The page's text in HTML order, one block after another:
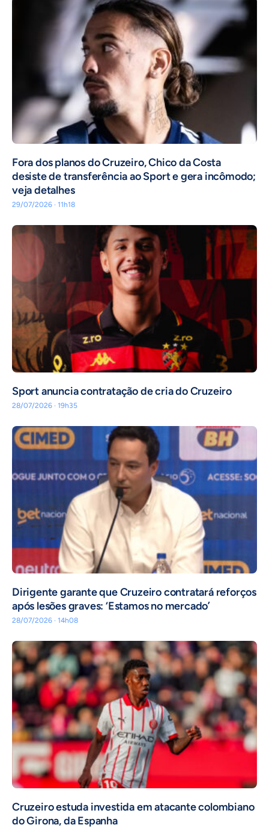
Fora dos planos do Cruzeiro, Chico da Costa
desiste de transferência ao Sport e gera incômodo;
veja detalhes
29/07/2026 · 11h18
Sport anuncia contratação de cria do Cruzeiro
28/07/2026 · 19h35
Dirigente garante que Cruzeiro contratará reforços
após lesões graves: ‘Estamos no mercado’
28/07/2026 · 14h08
Cruzeiro estuda investida em atacante colombiano
do Girona, da Espanha